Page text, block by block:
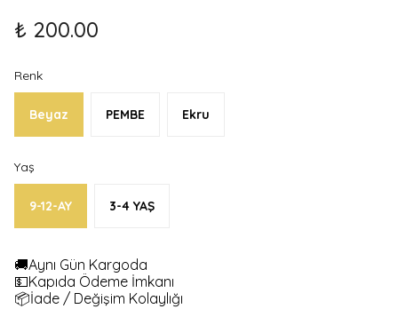
₺ 200.00
Renk
Beyaz PEMBE Ekru
Yaş
9-12-AY 3-4 YAŞ
🚚Aynı Gün Kargoda
💵Kapıda Ödeme İmkanı
📦İade / Değişim Kolaylığı